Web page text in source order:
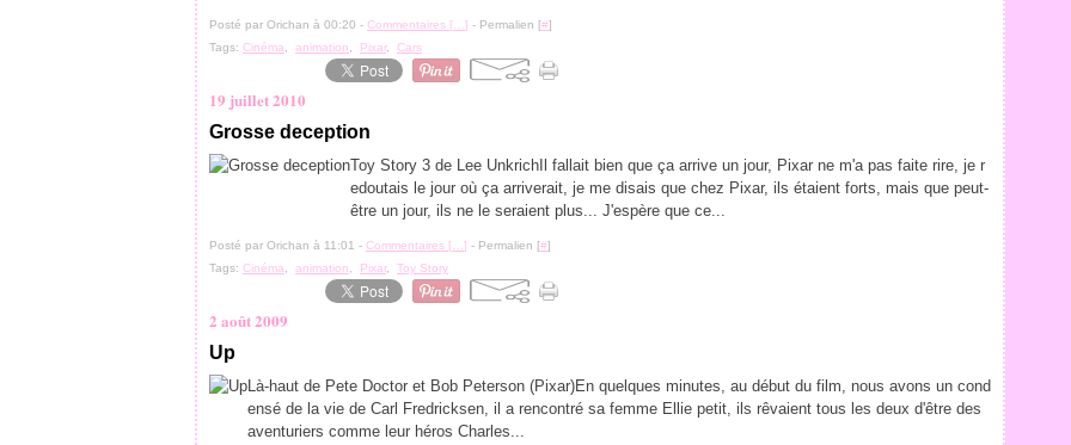
Posté par Orichan à 00:20 - Commentaires [ ] - Permalien [#]
Tags: Cinéma animation Pixar, Cars
19 juillet 2010
Grosse deception
Toy Story 3 de Lee UnkrichIl fallait bien que ça arrive un jour, Pixar ne m'a pas faite rire, je r
edoutais le jour où ça arriverait, je me disais que chez Pixar, ils étaient forts, mais que peut-
être un jour, ils ne le seraient plus... J'espère que ce...
Posté par Orichan à 11:01 - Commentaires [ ] - Permalien [#]
Tags: Cinéma animation Pixar, Toy Story
2 août 2009
Up
Là-haut de Pete Doctor et Bob Peterson (Pixar)En quelques minutes, au début du film, nous avons un cond
ensé de la vie de Carl Fredricksen, il a rencontré sa femme Ellie petit, ils rêvaient tous les deux d'être des
aventuriers comme leur héros Charles...